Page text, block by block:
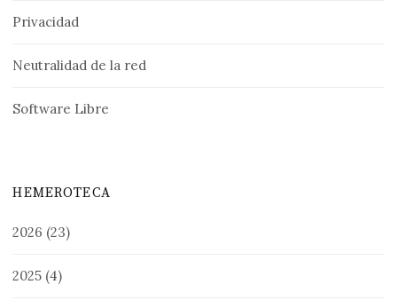
Privacidad
Neutralidad de la red
Software Libre
HEMEROTECA
2026 (23)
2025 (4)